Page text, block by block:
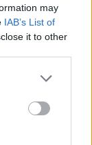
may
IAB’s List of
it to other